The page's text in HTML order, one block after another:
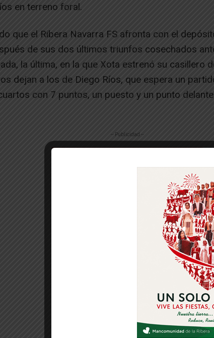
en terreno foral.
que el Ribera Navarra FS afronta con el
de sus dos últimos triunfos cosechados
la última, en la que Xota estrenó su casillero
dejan a los de Diego Ríos, que espera un
con 7 puntos, un puesto y un punto
-- Publicidad --